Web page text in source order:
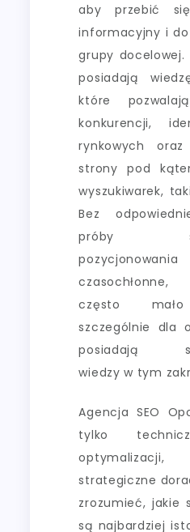
aby przebić
informacyjny i
grupy docelowej.
posiadają
które
konkurencji,
rynkowych oraz
strony pod
wyszukiwarek,
Bez
próby
często
szczególnie dla
posiadają
wiedzy w tym
Agencja SEO
tylko
strategiczne
zrozumieć, jakie
są najbardziej